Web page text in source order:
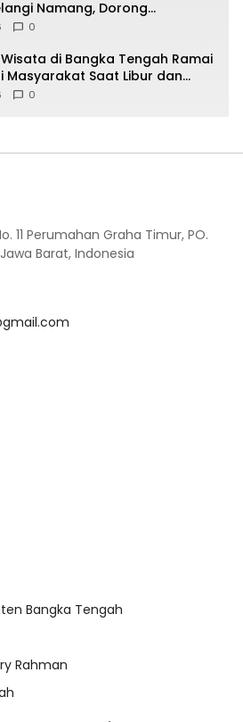
Namang, Dorong
0
di Bangka Tengah Ramai
Masyarakat Saat Libur dan
0
11 Perumahan Graha Timur, PO.
Jawa Barat, Indonesia
Bangka Tengah
Rahman